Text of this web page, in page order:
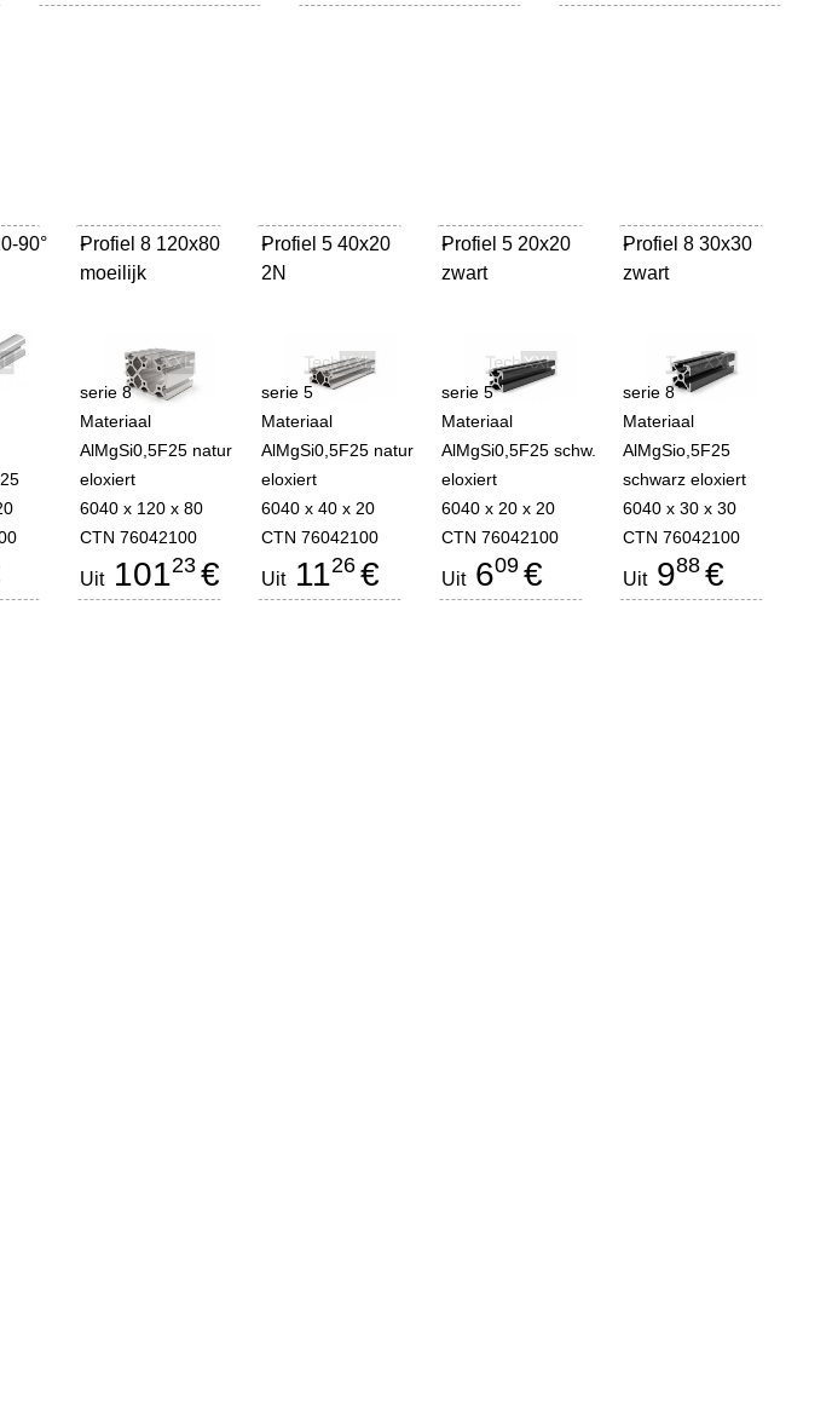
90°
Profiel 8 120x80
moeilijk
-
serie 8
Materiaal
AlMgSi0,5F25 natur
eloxiert
6040 x 120 x 80
CTN 76042100
Uit10123 €
Profiel 5 40x20
2N
-
serie 5
Materiaal
AlMgSi0,5F25 natur
eloxiert
6040 x 40 x 20
CTN 76042100
Uit1126 €
Profiel 5 20x20
zwart
-
serie 5
Materiaal
AlMgSi0,5F25 schw.
eloxiert
6040 x 20 x 20
CTN 76042100
Uit609 €
Profiel 8 30x30
zwart
-
serie 8
Materiaal
AlMgSio,5F25
schwarz eloxiert
6040 x 30 x 30
CTN 76042100
Uit988 €